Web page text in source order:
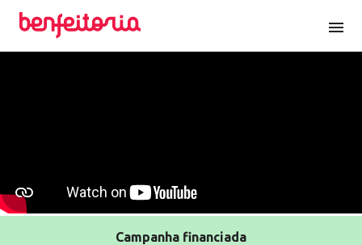
menu
Campanha financiada